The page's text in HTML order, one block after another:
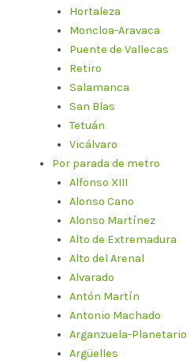
Hortaleza
Moncloa-Aravaca
Puente de Vallecas
Retiro
Salamanca
San Blas
Tetuán
Vicálvaro
Por parada de metro
Alfonso XIII
Alonso Cano
Alonso Martínez
Alto de Extremadura
Alto del Arenal
Alvarado
Antón Martín
Antonio Machado
Arganzuela-Planetario
Argüelles